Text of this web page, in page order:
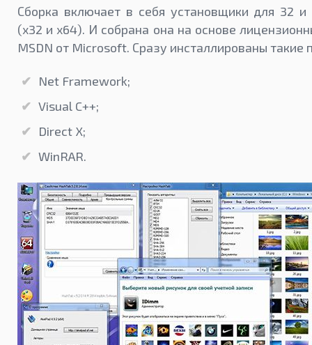
Сборка включает в себя установщики для 32
(x32 и x64). И собрана она на основе
MSDN от Microsoft. Сразу инсталлированы такие
Net Framework;
Visual C++;
Direct X;
WinRAR.